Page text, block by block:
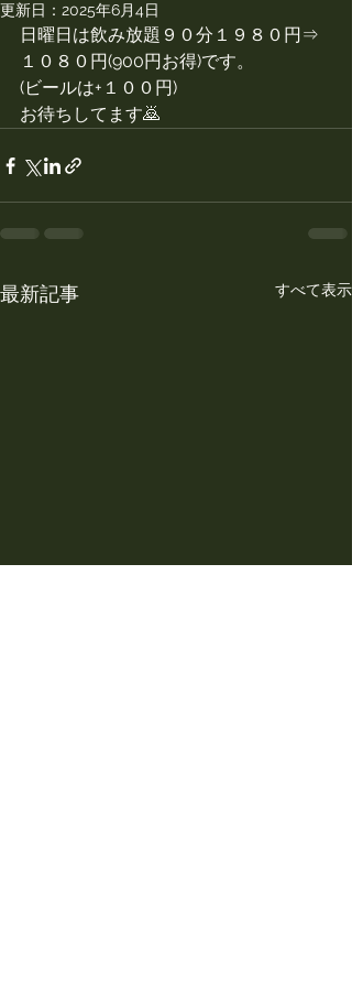
更新日： 2025年6月4日
日曜日は飲み放題９０分１９８０円⇒
１０８０円(900円お得)です。
(ビールは+１００円)
お待ちしてます🙇
最新記事 すべて表示